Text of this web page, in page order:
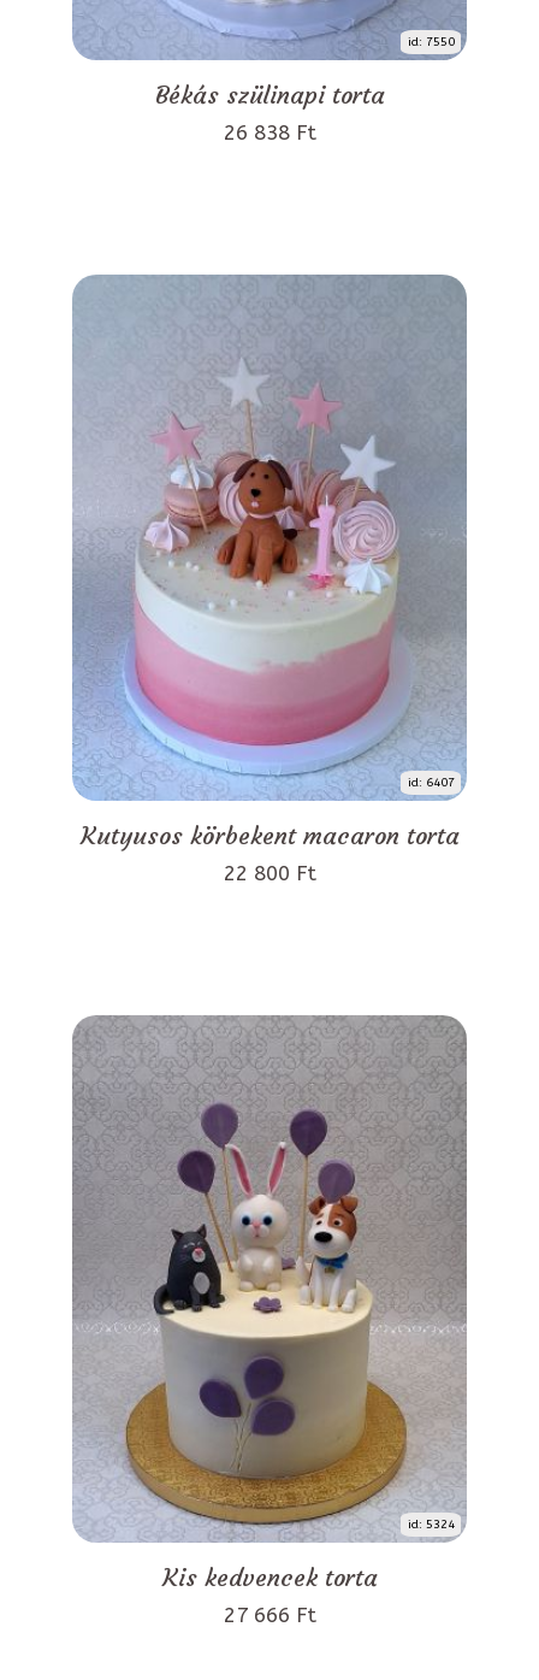
id: 7550
Békás szülinapi torta
26 838 Ft
id: 6407
Kutyusos körbekent macaron torta
22 800 Ft
id: 5324
Kis kedvencek torta
27 666 Ft